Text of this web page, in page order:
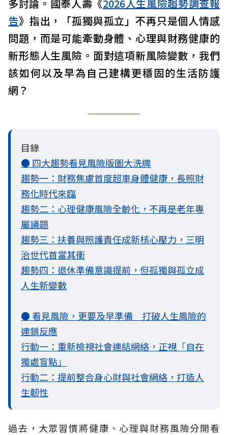
多討論。國泰人壽《2026人生風險趨勢調查報
告》指出，「孤獨與孤立」不再只是個人情感
問題，而是可能牽動身體、心理與財務健康的
新形態人生風險。面對這項新風險變數，我們
該如何以及早為自己建構更穩固的生活防護
網？
目錄
● 四大趨勢看見風險版圖大洗牌
趨勢一：財務焦慮首度超車身體健康，長照財
務化時代來臨
趨勢二：心理健康風險全齡化，不再是老年專
屬議題
趨勢三：扶養與照護責任成新核心壓力，三明
治世代首當其衝
趨勢四：退休準備意識提前，但孤獨與孤立成
人生新變數
● 看見風險，更要及早準備 打破人生風險的
連鎖反應
行動一：重新檢視社會連結網絡，正視「自在
獨處盲點」
行動二：提前整合身心財與社會網絡，打造人
生韌性
過去，大眾習慣將健康、心理與財務風險分開看